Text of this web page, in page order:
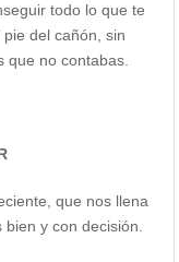
todo lo que te
del cañón, sin
que no contabas.
que nos llena
y con decisión.